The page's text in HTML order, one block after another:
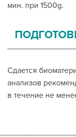
мин. при 1500g.
Сдается
анализов
в течение не